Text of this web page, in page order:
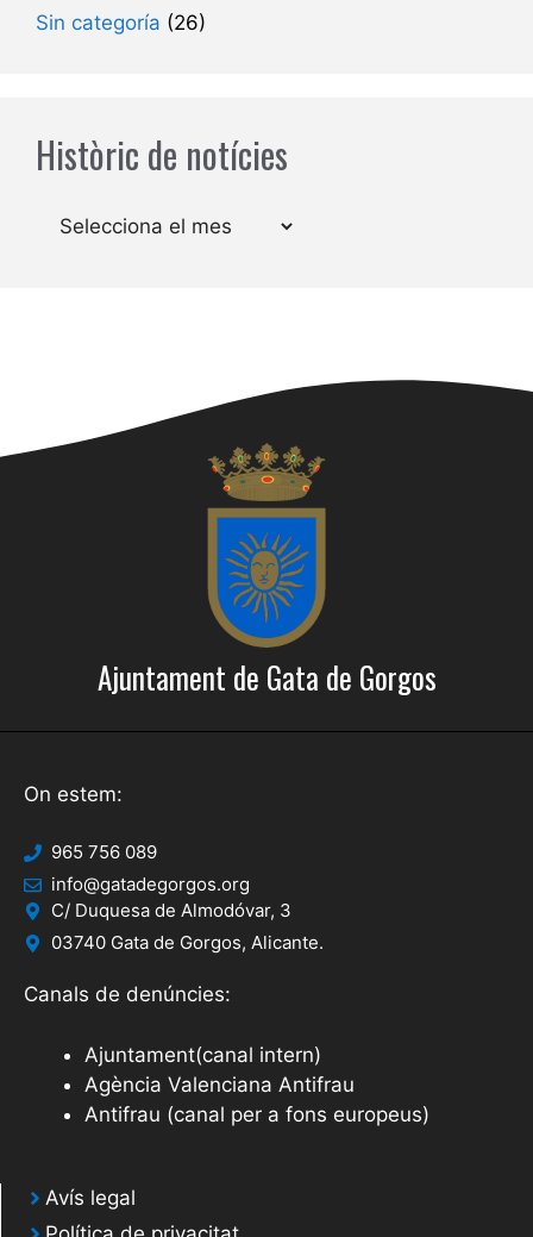
Sin categoría (26)
Històric de notícies
Arxius
Ajuntament de Gata de Gorgos
On estem:
965 756 089
info@gatadegorgos.org
C/ Duquesa de Almodóvar, 3
03740 Gata de Gorgos, Alicante.
Canals de denúncies:
Ajuntament(canal intern)
Agència Valenciana Antifrau
Antifrau (canal per a fons europeus)
Avís legal